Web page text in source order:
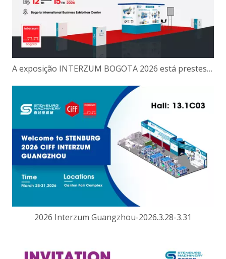
A exposição INTERZUM BOGOTA 2026 está prestes a ser inaugurada. Stenburg convida você sinceramente para participar do evento da indústria sul-americana.
2026 Interzum Guangzhou-2026.3.28-3.31